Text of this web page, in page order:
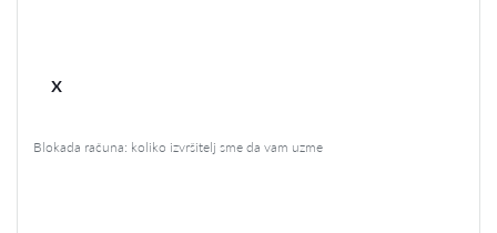
x
Blokada računa: koliko izvršitelj sme da vam uzme